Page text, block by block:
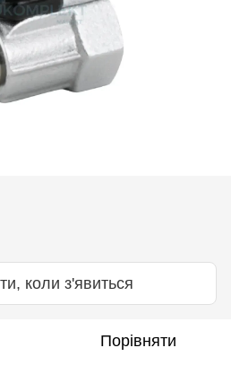
коли з'явиться
Порівняти